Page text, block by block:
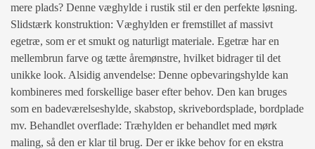
mere plads? Denne væghylde i rustik stil er den perfekte løsning.
Slidstærk konstruktion: Væghylden er fremstillet af massivt
egetræ, som er et smukt og naturligt materiale. Egetræ har en
mellembrun farve og tætte åremønstre, hvilket bidrager til det
unikke look. Alsidig anvendelse: Denne opbevaringshylde kan
kombineres med forskellige baser efter behov. Den kan bruges
som en badeværelseshylde, skabstop, skrivebordsplade, bordplade
mv. Behandlet overflade: Træhylden er behandlet med mørk
maling, så den er klar til brug. Der er ikke behov for en ekstra